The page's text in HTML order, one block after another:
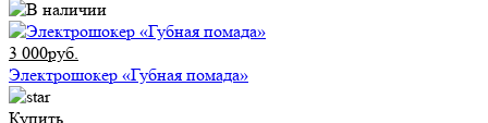
3 000руб.
Электрошокер «Губная помада»
Купить